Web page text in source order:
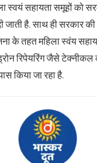
स्वयं सहायता समूहों को
जाती है. साथ ही सरकार
के तहत महिला स्वंय
रिपेयरिंग जैसे टेक्नीकल
किया जा रहा है.